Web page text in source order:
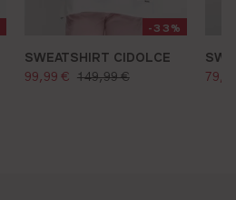
-33%
SWEATSHIRT CIDOLCE
verkaufspreis:
99,99 € regulärer preis:
149,99 €